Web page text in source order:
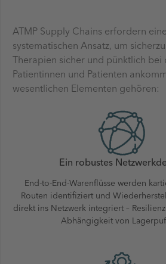
ATMP Supply Chains erfordern
systematischen Ansatz, um
Therapien sicher und pünktlich bei
Patientinnen und Patienten
wesentlichen Elementen gehören:
Ein robustes
End-to-End-Warenflüsse werden
Routen identifiziert und
direkt ins Netzwerk integriert –
Abhängigkeit von